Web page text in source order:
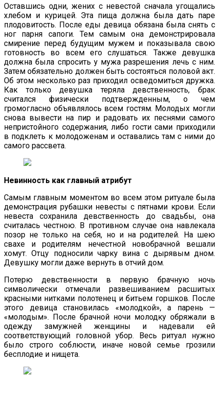
Оставшись одни, жених с невестой сначала угощались
хлебом и курицей. Эта пища должна была дать паре
плодовитость. После еды девица обязана была снять с
ног парня сапоги. Тем самым она демонстрировала
смирение перед будущим мужем и показывала свою
готовность во всем его слушаться. Также девушка
должна была спросить у мужа разрешения лечь с ним.
Затем обязательно должен быть состояться половой акт.
Об этом несколько раз приходил осведомиться дружка.
Как только девушка теряла девственность, брак
считался физически подтвержденным, о чем
громогласно объявлялось всем гостям. Молодых могли
снова вывести на пир и радовать их песнями самого
непристойного содержания, либо гости сами приходили
в подклеть к молодоженам и оставались там с ними до
самого рассвета.
Невинность как главный атрибут
Самым главным моментом во всем этом ритуале была
демонстрация рубашки невесты с пятнами крови. Если
невеста сохранила девственность до свадьбы, она
считалась честною. В противном случае она навлекала
позор не только на себя, но и на родителей. На шею
свахе и родителям нечестной новобрачной вешали
хомут. Отцу подносили чарку вина с дырявым дном.
Девушку могли даже вернуть в отчий дом.
Потерю девственности в первую брачную ночь
символически отмечали развешиванием расшитых
красными нитками полотенец и битьем горшков. После
этого девица становилась «молодкой», а парень —
«молодым». После брачной ночи молодку обряжали в
одежду замужней женщины и надевали ей
соответствующий головной убор. Весь ритуал нужно
было строго соблюсти, иначе новой семье грозили
бесплодие и нищета.